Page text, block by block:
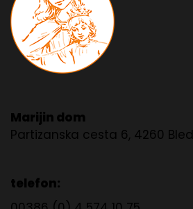
Marijin dom
Partizanska cesta 6, 4260 Bled
telefon: